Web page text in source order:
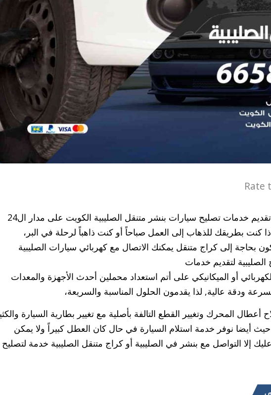
Rate
بنشر الصليبية من أفضل مراكز تقديم خدمات تصليح سيارات بنشر متنقل الصليبية الكويت على مدار ال24
كنت بطريقك للذهاب إلى العمل صباحاً أو كنت ذاهباً لرحلة في البر،
بحاجة إلى كراج متنقل يمكنك الاتصال مع كهربائي سيارات الصليبية
لتقديم خدمات
أو الميكانيكي على أتم استعداد محملين أحدث الأجهزة والمعدات
ودقة عالية, لذا يقدمون الحلول المناسبة والسريعة،
أعطال المحرك وتغيير القطع التالفة بأصلية مع تغيير بطارية السيارة
أيضا نوفر خدمة استلام السيارة في حال كان العطل كبيراً ولا يمكن
إلا التواصل مع بنشر في الصليبية أو كراج متنقل الصليبية خدمة لتصليح